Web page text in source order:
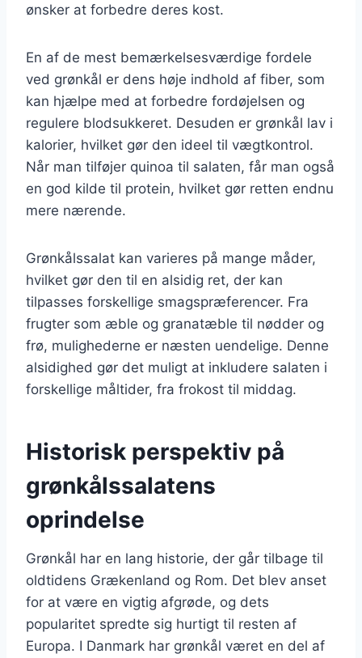
ønsker at forbedre deres kost.
En af de mest bemærkelsesværdige fordele
ved grønkål er dens høje indhold af fiber, som
kan hjælpe med at forbedre fordøjelsen og
regulere blodsukkeret. Desuden er grønkål lav i
kalorier, hvilket gør den ideel til vægtkontrol.
Når man tilføjer quinoa til salaten, får man også
en god kilde til protein, hvilket gør retten endnu
mere nærende.
Grønkålssalat kan varieres på mange måder,
hvilket gør den til en alsidig ret, der kan
tilpasses forskellige smagspræferencer. Fra
frugter som æble og granatæble til nødder og
frø, mulighederne er næsten uendelige. Denne
alsidighed gør det muligt at inkludere salaten i
forskellige måltider, fra frokost til middag.
Historisk perspektiv på
grønkålssalatens
oprindelse
Grønkål har en lang historie, der går tilbage til
oldtidens Grækenland og Rom. Det blev anset
for at være en vigtig afgrøde, og dets
popularitet spredte sig hurtigt til resten af
Europa. I Danmark har grønkål været en del af